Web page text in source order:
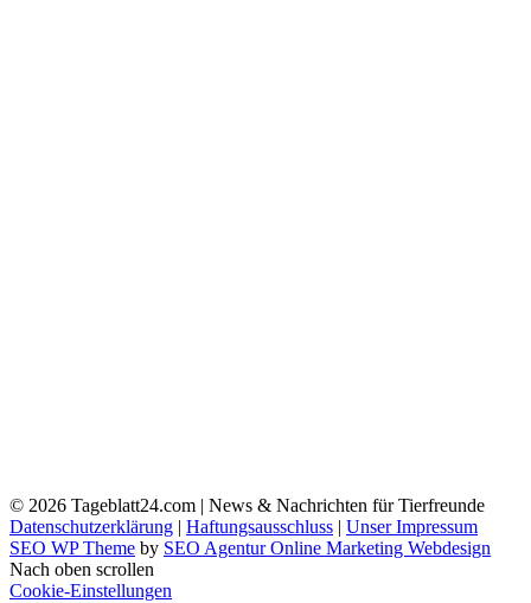
© 2026 Tageblatt24.com | News & Nachrichten für Tierfreunde
Datenschutzerklärung | Haftungsausschluss | Unser Impressum
SEO WP Theme by SEO Agentur Online Marketing Webdesign
Nach oben scrollen
Cookie-Einstellungen